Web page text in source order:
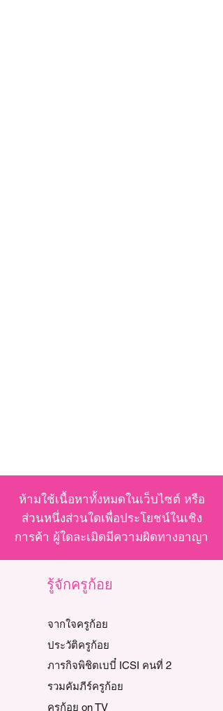
ห้ามใช้เนื้อหาทั้งหมดในเว็บไซต์ หรือ
ส่วนหนึ่งส่วนใดเพื่อประโยชน์ในเชิง
การค้า ผู้ใดละเมิดมีความผิดทางอาญา
รู้จักครูก้อย
จากใจครูก้อย
ประวัติครูก้อย
ภารกิจพิชิตเบบี๋ ICSI คนที่ 2
รวมคัมภีร์ครูก้อย
ครูก้อย on TV